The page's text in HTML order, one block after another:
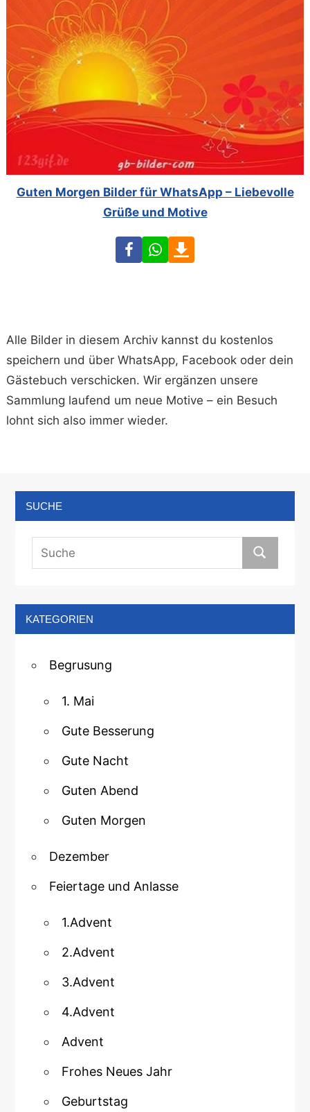
Guten Morgen Bilder für WhatsApp – Liebevolle
Grüße und Motive
FacebookWhatsApp
Alle Bilder in diesem Archiv kannst du kostenlos
speichern und über WhatsApp, Facebook oder dein
Gästebuch verschicken. Wir ergänzen unsere
Sammlung laufend um neue Motive – ein Besuch
lohnt sich also immer wieder.
SUCHE
KATEGORIEN
Begrusung
1. Mai
Gute Besserung
Gute Nacht
Guten Abend
Guten Morgen
Dezember
Feiertage und Anlasse
1.Advent
2.Advent
3.Advent
4.Advent
Advent
Frohes Neues Jahr
Geburtstag